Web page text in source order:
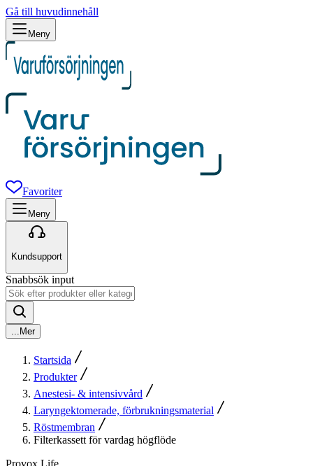
Gå till huvudinnehåll
Meny
Favoriter
Meny
Kundsupport
Snabbsök input
Mer
Startsida
Produkter
Anestesi- & intensivvård
Laryngektomerade, förbrukningsmaterial
Röstmembran
Filterkassett för vardag högflöde
Provox Life